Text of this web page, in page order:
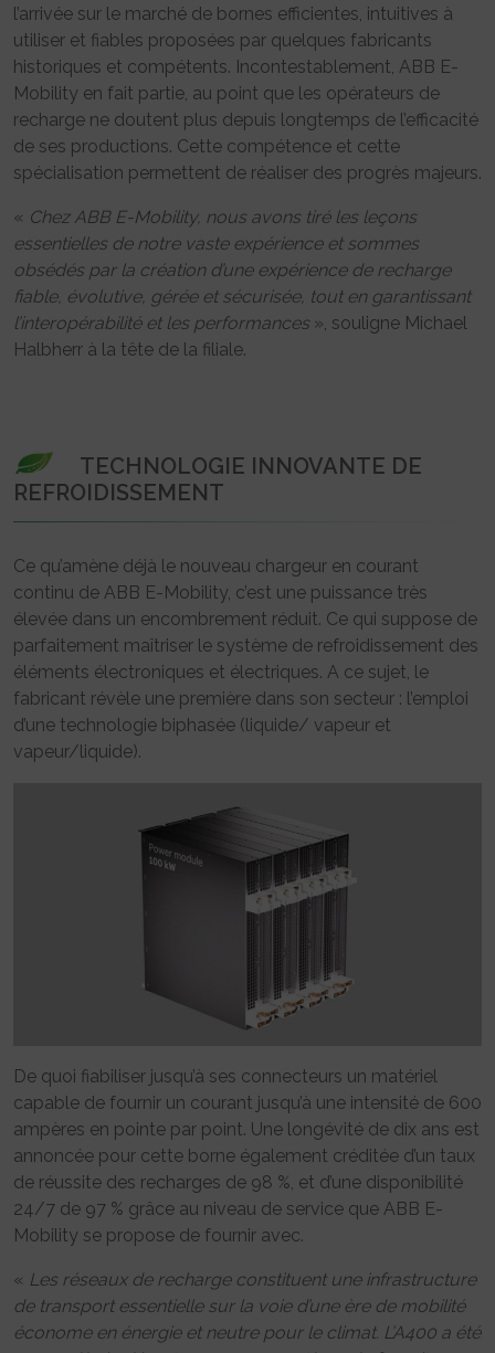
l’arrivée sur le marché de bornes efficientes, intuitives à
utiliser et fiables proposées par quelques fabricants
historiques et compétents. Incontestablement, ABB E-
Mobility en fait partie, au point que les opérateurs de
recharge ne doutent plus depuis longtemps de l’efficacité
de ses productions. Cette compétence et cette
spécialisation permettent de réaliser des progrès majeurs.
« Chez ABB E-Mobility, nous avons tiré les leçons
essentielles de notre vaste expérience et sommes
obsédés par la création d’une expérience de recharge
fiable, évolutive, gérée et sécurisée, tout en garantissant
l’interopérabilité et les performances», souligne Michael
Halbherr à la tête de la filiale.
TECHNOLOGIE INNOVANTE DE
REFROIDISSEMENT
Ce qu’amène déjà le nouveau chargeur en courant
continu de ABB E-Mobility, c’est une puissance très
élevée dans un encombrement réduit. Ce qui suppose de
parfaitement maîtriser le système de refroidissement des
éléments électroniques et électriques. A ce sujet, le
fabricant révèle une première dans son secteur : l’emploi
d’une technologie biphasée (liquide/ vapeur et
vapeur/liquide).
De quoi fiabiliser jusqu’à ses connecteurs un matériel
capable de fournir un courant jusqu’à une intensité de 600
ampères en pointe par point. Une longévité de dix ans est
annoncée pour cette borne également créditée d’un taux
de réussite des recharges de 98 %, et d’une disponibilité
24/7 de 97 % grâce au niveau de service que ABB E-
Mobility se propose de fournir avec.
« Les réseaux de recharge constituent une infrastructure
de transport essentielle sur la voie d’une ère de mobilité
économe en énergie et neutre pour le climat. L’A400 a été